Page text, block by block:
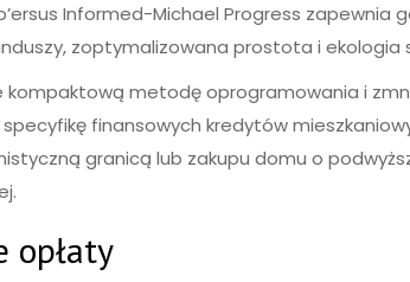
Informed-Michael Progress zapewnia
zoptymalizowana prostota i ekologia
kompaktową metodę oprogramowania i
finansowych kredytów
granicą lub zakupu domu o
opłaty